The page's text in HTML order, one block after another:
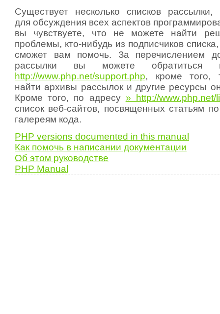
Существует несколько списков рассылки,
для обсуждения всех аспектов
вы чувствуете, что не можете найти
проблемы, кто-нибудь из подписчиков
сможет вам помочь. За перечислением
рассылки вы можете
http://www.php.net/support.php, кроме того,
найти архивы рассылок и другие ресурсы
Кроме того, по адресу » http://www.php.net/
список веб-сайтов, посвященных статьям
галереям кода.
PHP versions documented in this manual
Как помочь в написании документации
Об этом руководстве
PHP Manual